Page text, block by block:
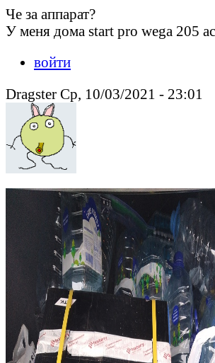
Че за аппарат?
У меня дома start pro wega 205
войти
Dragster Ср, 10/03/2021 - 23:01